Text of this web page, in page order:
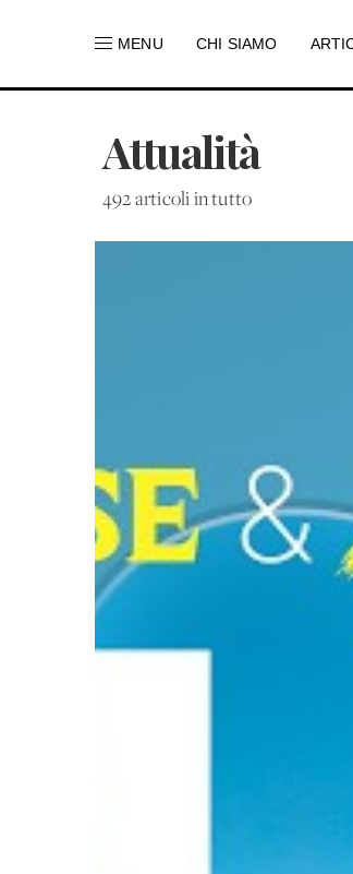
MENU CHI SIAMO
Attualità
492 articoli in tutto